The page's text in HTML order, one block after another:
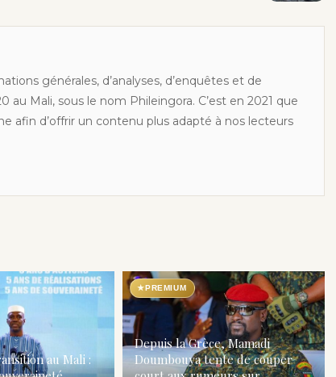
générales, d’analyses, d’enquêtes et de
au Mali, sous le nom Phileingora. C’est en 2021 que
afin d’offrir un contenu plus adapté à nos lecteurs
au Mali :
★ PREMIUM
Depuis la Grèce, Mamadi
Doumbouya tente de couper